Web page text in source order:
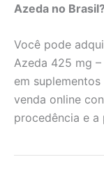
Azeda no Brasil?
Você pode
Azeda 425 mg
em
venda online
procedência e a